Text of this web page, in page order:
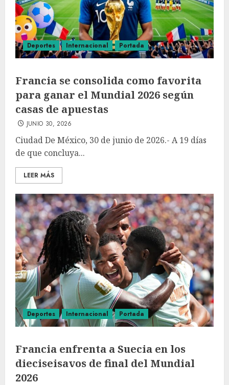
Deportes Internacional Portada
Francia se consolida como favorita
para ganar el Mundial 2026 según
casas de apuestas
JUNIO 30, 2026
Ciudad De México, 30 de junio de 2026.- A 19 días
de que concluya...
LEER MÁS
Deportes Internacional Portada
Francia enfrenta a Suecia en los
dieciseisavos de final del Mundial
2026